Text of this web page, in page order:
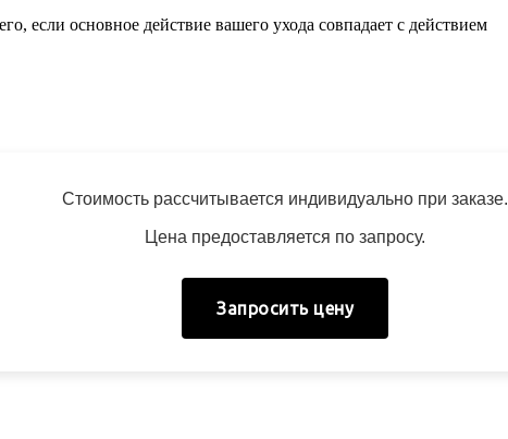
если основное действие вашего ухода совпадает с действием
Стоимость рассчитывается индивидуально при заказе.
Цена предоставляется по запросу.
Запросить цену